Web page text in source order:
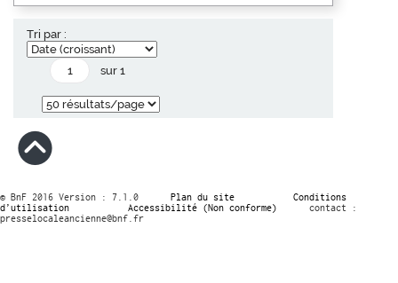
Tri par :
sur 1
© BnF 2016 Version : 7.1.0 Plan du site
Conditions
d’utilisation
Accessibilité (Non conforme)
contact :
presselocaleancienne@bnf.fr